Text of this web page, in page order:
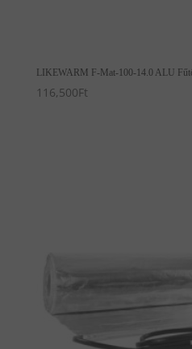
LIKEWARM F-Mat-100-14.0 ALU
116,500Ft